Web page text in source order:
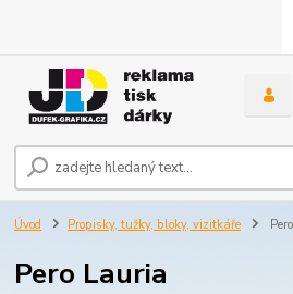
Úvod Propisky, tužky, bloky, vizitkáře
Pero Lauria